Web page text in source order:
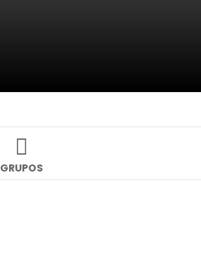
GRUPOS